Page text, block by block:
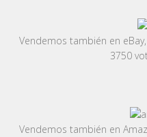
Vendemos también en
3750
Vendemos también en